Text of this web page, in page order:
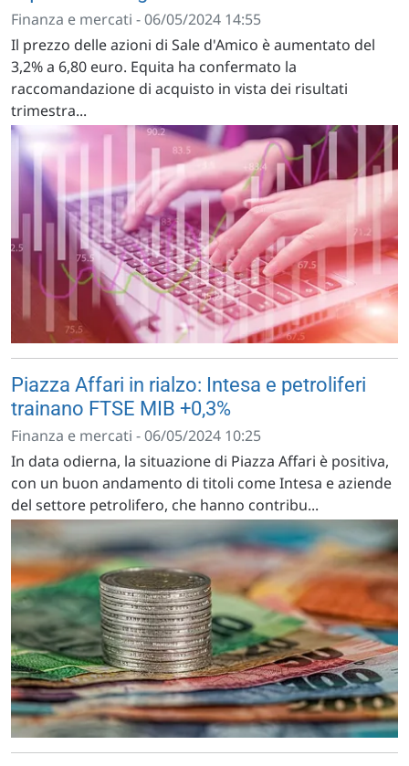
Finanza e mercati - 06/05/2024 14:55
Il prezzo delle azioni di Sale d'Amico è aumentato del
3,2% a 6,80 euro. Equita ha confermato la
raccomandazione di acquisto in vista dei risultati
trimestra...
Piazza Affari in rialzo: Intesa e petroliferi
trainano FTSE MIB +0,3%
Finanza e mercati - 06/05/2024 10:25
In data odierna, la situazione di Piazza Affari è positiva,
con un buon andamento di titoli come Intesa e aziende
del settore petrolifero, che hanno contribu...